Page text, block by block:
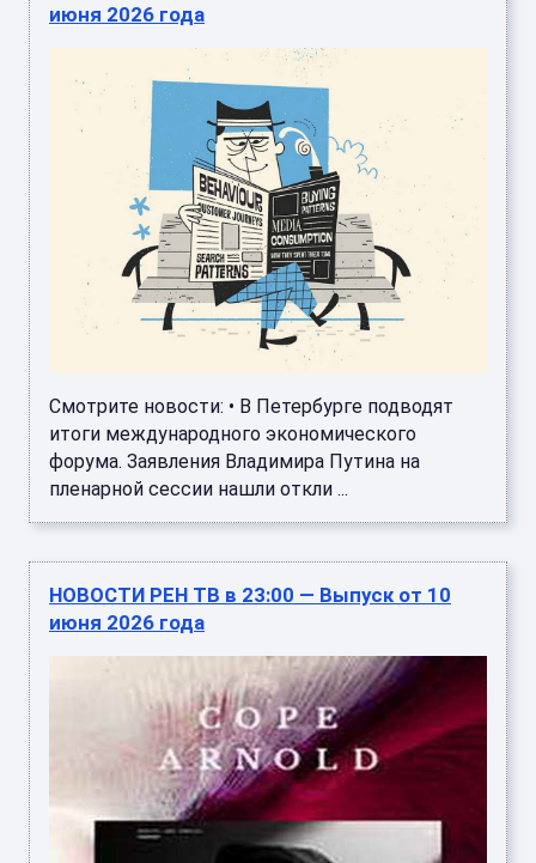
июня 2026 года
Смотрите новости: • В Петербурге подводят
итоги международного экономического
форума. Заявления Владимира Путина на
пленарной сессии нашли откли ...
НОВОСТИ РЕН ТВ в 23:00 — Выпуск от 10
июня 2026 года